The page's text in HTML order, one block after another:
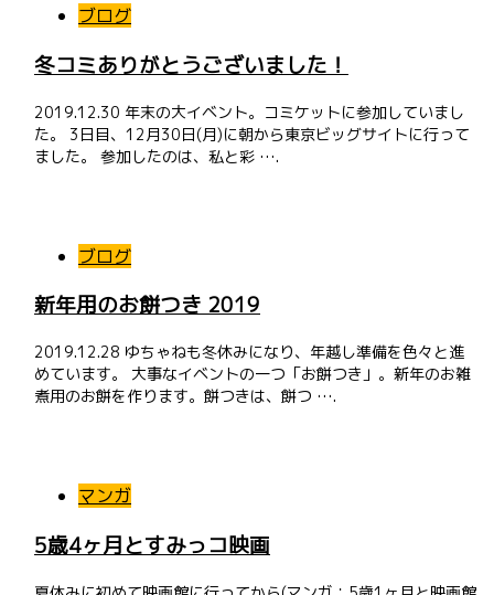
ブログ
冬コミありがとうございました！
2019.12.30 年末の大イベント。コミケットに参加していまし
た。 3日目、12月30日(月)に朝から東京ビッグサイトに行って
ました。 参加したのは、私と彩 ….
ブログ
新年用のお餅つき 2019
2019.12.28 ゆちゃねも冬休みになり、年越し準備を色々と進
めています。 大事なイベントの一つ「お餅つき」。新年のお雑
煮用のお餅を作ります。餅つきは、餅つ ….
マンガ
5歳4ヶ月とすみっコ映画